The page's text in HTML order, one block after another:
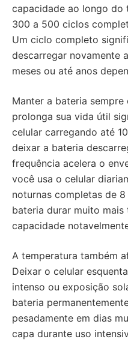
capacidade ao longo do
300 a 500 ciclos
Um ciclo completo
descarregar novamente
meses ou até anos
Manter a bateria
prolonga sua vida útil
celular carregando até
deixar a bateria
frequência acelera o
você usa o celular
noturnas completas de
bateria durar muito
capacidade
A temperatura também
Deixar o celular
intenso ou exposição
bateria
pesadamente em dias
capa durante uso